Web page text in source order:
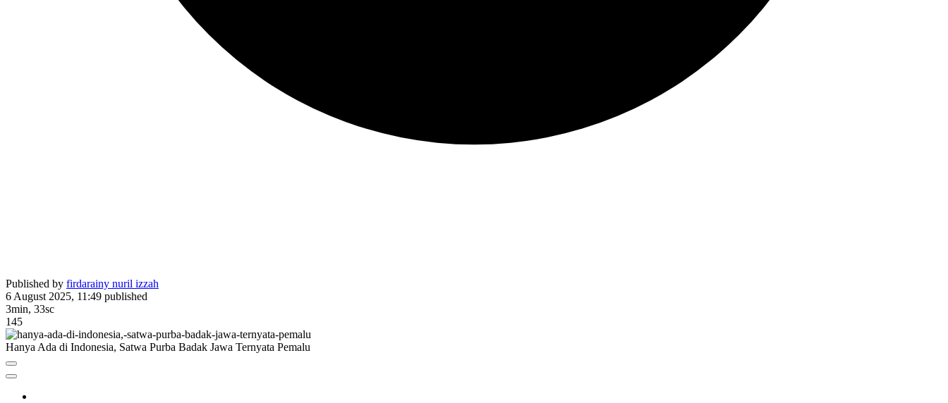
Published by firdarainy nuril izzah
6 August 2025, 11:49 published
3min, 33sc
145
Hanya Ada di Indonesia, Satwa Purba Badak Jawa Ternyata Pemalu